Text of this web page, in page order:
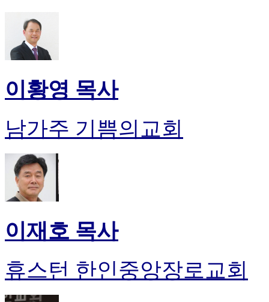
이황영 목사
남가주 기쁨의교회
이재호 목사
휴스턴 한인중앙장로교회